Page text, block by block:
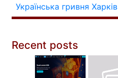
Українська гривня Харків
Recent posts